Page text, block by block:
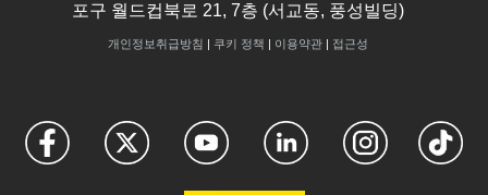
포구 월드컵북로 21, 7층 (서교동, 풍성빌딩)
개인정보취급방침 | 쿠키 정책 | 이용약관| 접근성